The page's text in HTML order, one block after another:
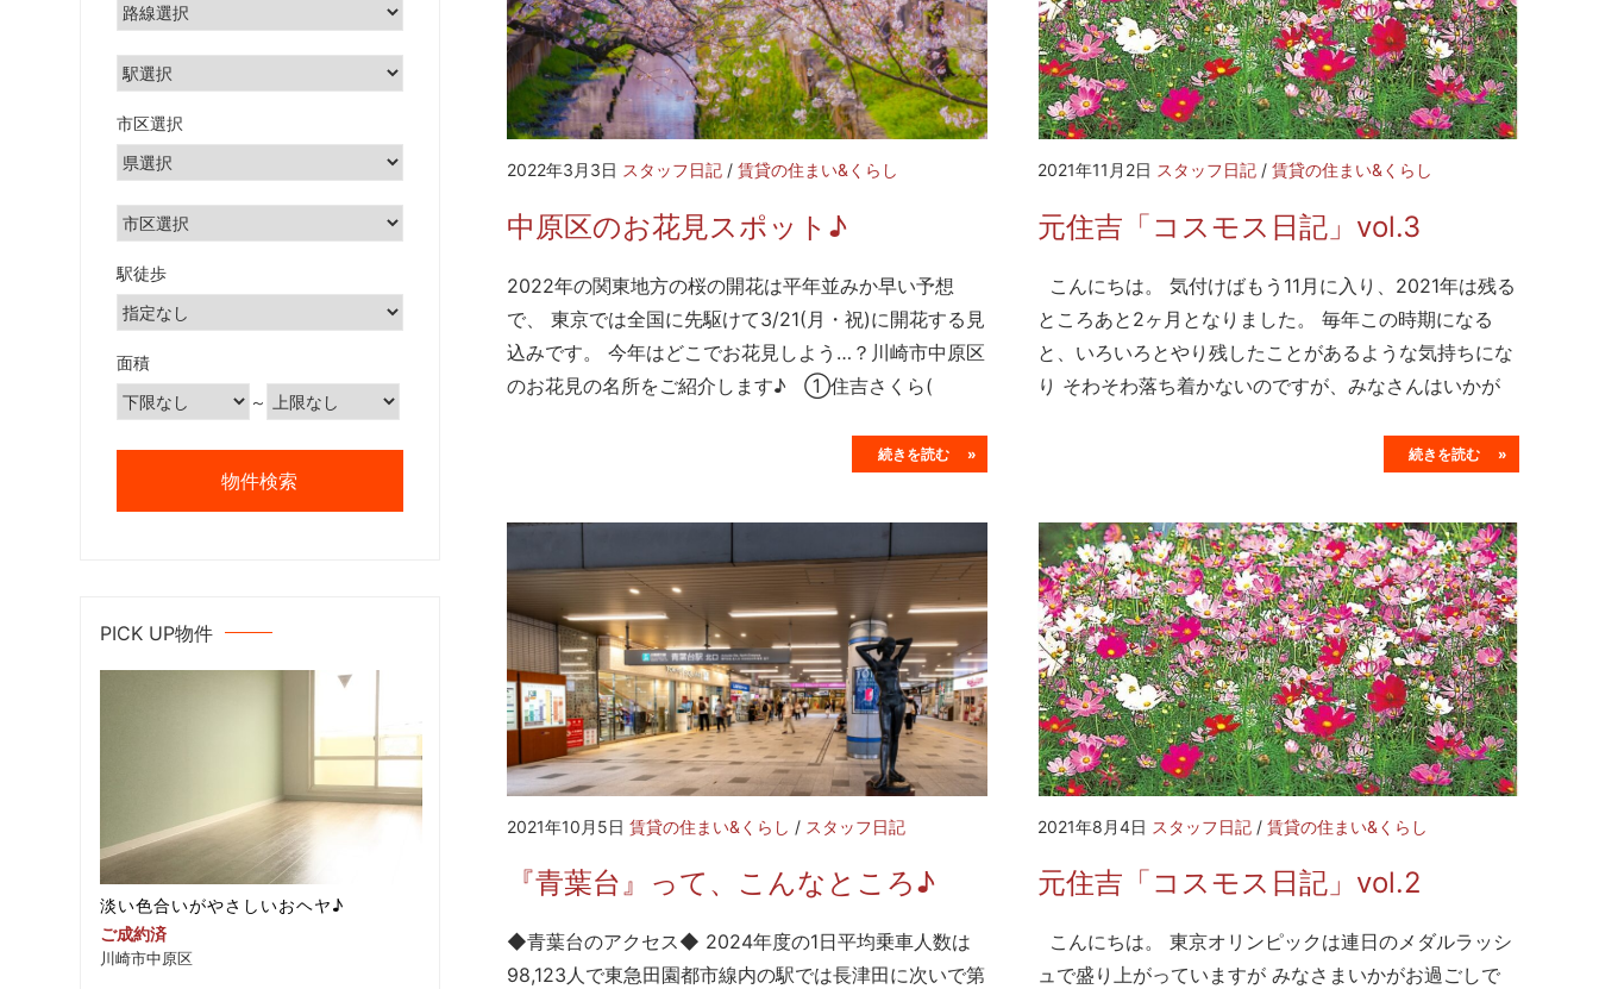
2022年3月3日 スタッフ日記/ 賃貸の住まい&くらし
中原区のお花見スポット♪
2022年の関東地方の桜の開花は平年並みか早い予想
で、 東京では全国に先駆けて3/21(月・祝)に開花する見
込みです。 今年はどこでお花見しよう…？川崎市中原区
のお花見の名所をご紹介します♪ ①住吉さくら(
続きを読む »
2021年11月2日 スタッフ日記 /賃貸の住まい&くらし
元住吉「コスモス日記」vol.3
こんにちは。 気付けばもう11月に入り、2021年は残る
ところあと2ヶ月となりました。 毎年この時期になる
と、いろいろとやり残したことがあるような気持ちにな
り そわそわ落ち着かないのですが、みなさんはいかが
続きを読む »
2021年10月5日 賃貸の住まい&くらし / スタッフ日記
『青葉台』って、こんなところ♪
◆青葉台のアクセス◆ 2024年度の1日平均乗車人数は
98,123人で東急田園都市線内の駅では長津田に次いで第
2021年8月4日 スタッフ日記 /賃貸の住まい&くらし
元住吉「コスモス日記」vol.2
こんにちは。 東京オリンピックは連日のメダルラッシ
ュで盛り上がっていますが みなさまいかがお過ごしで
市区選択
駅徒歩
面積
～
PICK UP物件
淡い色合いがやさしいおヘヤ♪
ご成約済
川崎市中原区